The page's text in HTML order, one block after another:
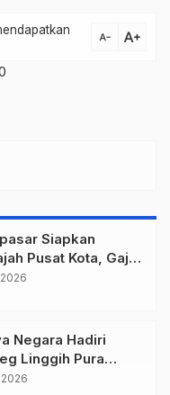
text_decrease text_increase
Siapkan
Pusat Kota, Gajah
Satu Kawasan
Negara Hadiri
Linggih Pura
Adat Peraupan